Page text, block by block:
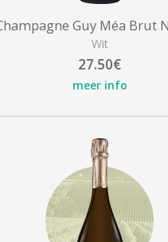
Guy Méa Brut
Wit
27.50€
meer info